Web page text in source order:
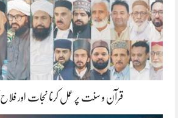
قرآن و سنت پر عمل کرنا نجات اور